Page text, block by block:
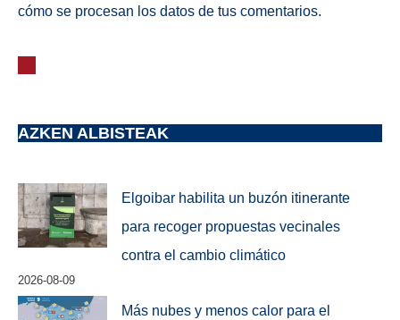
cómo se procesan los datos de tus comentarios.
AZKEN ALBISTEAK
Elgoibar habilita un buzón itinerante
para recoger propuestas vecinales
contra el cambio climático
2026-08-09
Más nubes y menos calor para el